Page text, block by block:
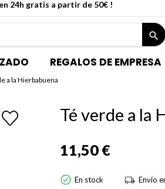
en 24h gratis a partir de 50€ !
search
REGALOS DE EMPRESA
a la Hierbabuena
Té verde a la
11,50 €
En stock Envío